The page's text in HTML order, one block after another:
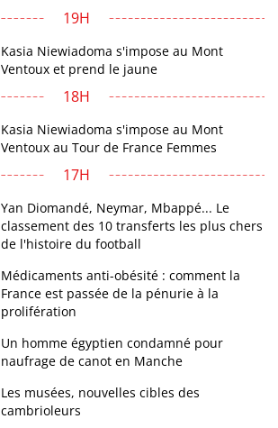
19H
Kasia Niewiadoma s'impose au Mont
Ventoux et prend le jaune
18H
Kasia Niewiadoma s'impose au Mont
Ventoux au Tour de France Femmes
17H
Yan Diomandé, Neymar, Mbappé... Le
classement des 10 transferts les plus chers
de l'histoire du football
Médicaments anti-obésité : comment la
France est passée de la pénurie à la
prolifération
Un homme égyptien condamné pour
naufrage de canot en Manche
Les musées, nouvelles cibles des
cambrioleurs